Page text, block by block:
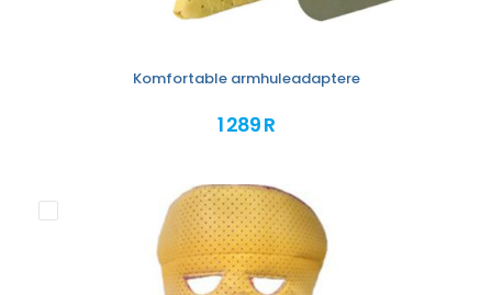
Komfortable armhuleadaptere
1 289 R